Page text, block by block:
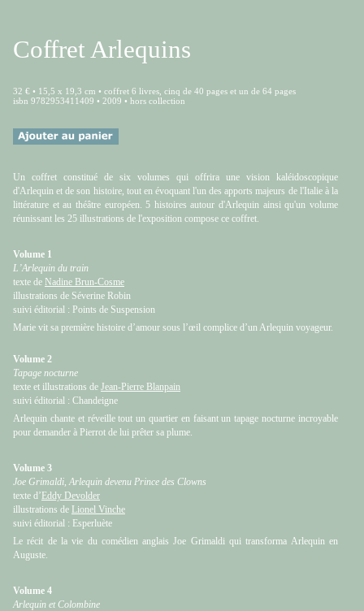
Coffret Arlequins
32 € • 15,5 x 19,3 cm • coffret 6 livres, cinq de 40 pages et un de 64 pages
isbn 9782953411409 • 2009 • hors collection
Un coffret constitué de six volumes qui offrira une vision kaléidoscopique
d'Arlequin et de son histoire, tout en évoquant l'un des apports majeurs de l'Italie à la
littérature et au théâtre européen. 5 histoires autour d'Arlequin ainsi qu'un volume
réunissant les 25 illustrations de l'exposition compose ce coffret.
Volume 1
L’Arlequin du train
texte de Nadine Brun-Cosme
illustrations de Séverine Robin
suivi éditorial : Points de Suspension
Marie vit sa première histoire d’amour sous l’œil complice d’un Arlequin voyageur.
Volume 2
Tapage nocturne
texte et illustrations de Jean-Pierre Blanpain
suivi éditorial : Chandeigne
Arlequin chante et réveille tout un quartier en faisant un tapage nocturne incroyable
pour demander à Pierrot de lui prêter sa plume.
Volume 3
Joe Grimaldi, Arlequin devenu Prince des Clowns
texte d’Eddy Devolder
illustrations de Lionel Vinche
suivi éditorial : Esperluète
Le récit de la vie du comédien anglais Joe Grimaldi qui transforma Arlequin en
Auguste.
Volume 4
Arlequin et Colombine